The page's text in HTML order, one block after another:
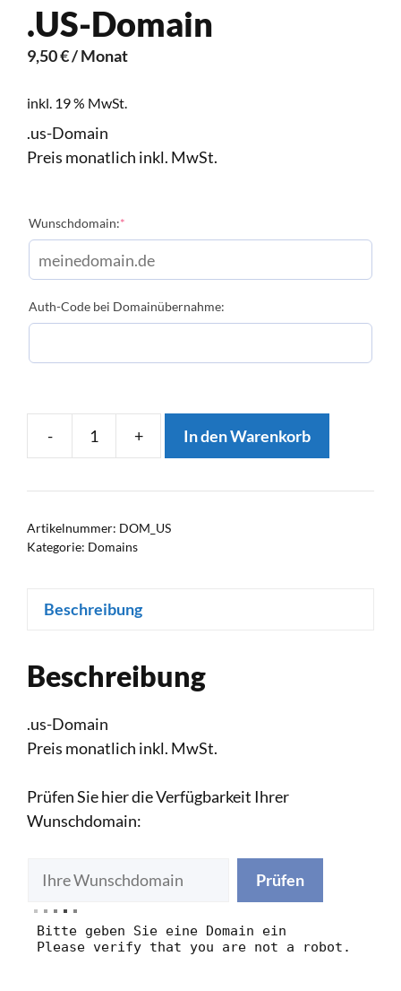
.US-Domain
9,50€/ Monat
inkl. 19 % MwSt.
.us-Domain
Preis monatlich inkl. MwSt.
Wunschdomain:*
Auth-Code bei Domainübernahme:
-
.US-
Menge
+ In den Warenkorb
Artikelnummer: DOM_US
Kategorie: Domains
Beschreibung
Beschreibung
.us-Domain
Preis monatlich inkl. MwSt.
Prüfen Sie hier die Verfügbarkeit Ihrer
Wunschdomain:
Prüfen
Bitte geben Sie eine Domain ein
Please verify that you are not a robot.